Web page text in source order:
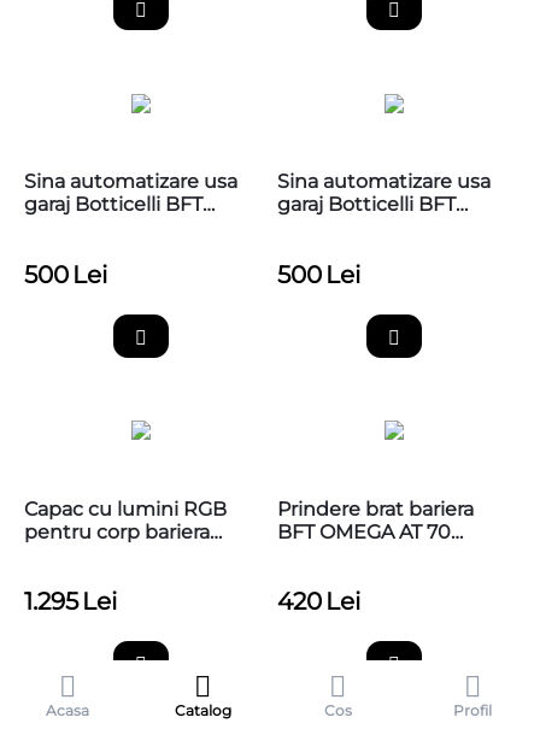
Sina automatizare usa
garaj Botticelli BFT
500 Lei
Sina automatizare usa
garaj Botticelli BFT
500 Lei
Capac cu lumini RGB
pentru corp bariera
1.295 Lei
Prindere brat bariera
BFT OMEGA AT 70
420 Lei
Acasa Catalog Cos Profil